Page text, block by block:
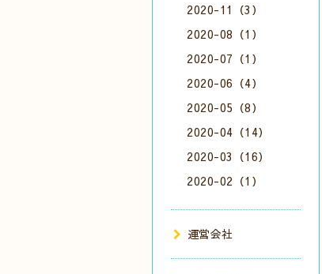
2020-11（3）
2020-08（1）
2020-07（1）
2020-06（4）
2020-05（8）
2020-04（14）
2020-03（16）
2020-02（1）
運営会社